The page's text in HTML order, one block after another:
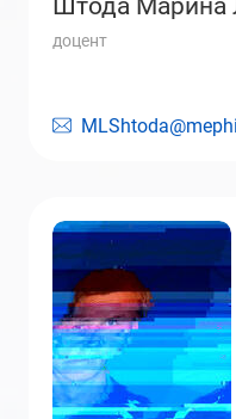
Штода Марина
доцент